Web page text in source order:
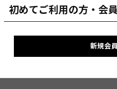
初めてご利用の方・会